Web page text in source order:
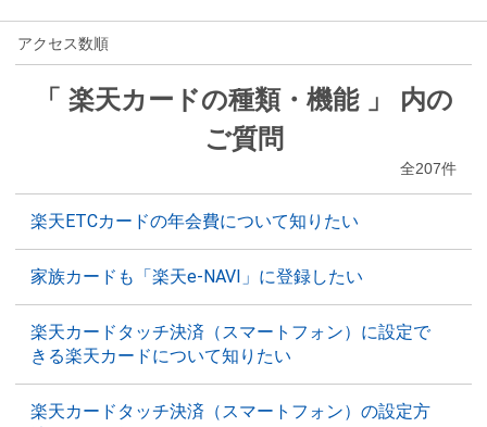
アクセス数順
「 楽天カードの種類・機能 」 内の
ご質問
全207件
楽天ETCカードの年会費について知りたい
家族カードも「楽天e-NAVI」に登録したい
楽天カードタッチ決済（スマートフォン）に設定で
きる楽天カードについて知りたい
楽天カードタッチ決済（スマートフォン）の設定方